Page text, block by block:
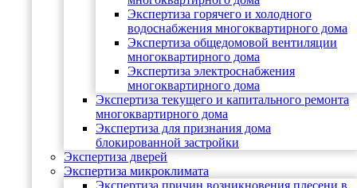
Экспертиза горячего и холодного
водоснабжения многоквартирного дома
Экспертиза общедомовой вентиляции
многоквартирного дома
Экспертиза электроснабжения
многоквартирного дома
Экспертиза текущего и капитального ремонта
многоквартирного дома
Экспертиза для признания дома
блокированной застройки
Экспертиза дверей
Экспертиза микроклимата
Экспертиза причин возникновения плесени в